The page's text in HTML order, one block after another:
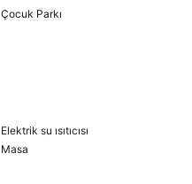
Çocuk Parkı
Elektrik su ısıtıcısı
Masa